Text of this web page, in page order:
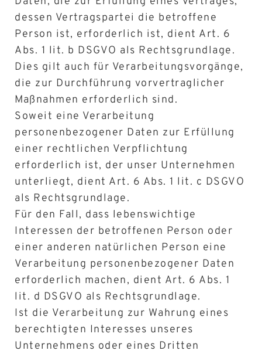
dessen Vertragspartei die betroffene
Person ist, erforderlich ist, dient Art. 6
Abs. 1 lit. b DSGVO als Rechtsgrundlage.
Dies gilt auch für Verarbeitungsvorgänge,
die zur Durchführung vorvertraglicher
Maßnahmen erforderlich sind.
Soweit eine Verarbeitung
personenbezogener Daten zur Erfüllung
einer rechtlichen Verpflichtung
erforderlich ist, der unser Unternehmen
unterliegt, dient Art. 6 Abs. 1 lit. c DSGVO
als Rechtsgrundlage.
Für den Fall, dass lebenswichtige
Interessen der betroffenen Person oder
einer anderen natürlichen Person eine
Verarbeitung personenbezogener Daten
erforderlich machen, dient Art. 6 Abs. 1
lit. d DSGVO als Rechtsgrundlage.
Ist die Verarbeitung zur Wahrung eines
berechtigten Interesses unseres
Unternehmens oder eines Dritten